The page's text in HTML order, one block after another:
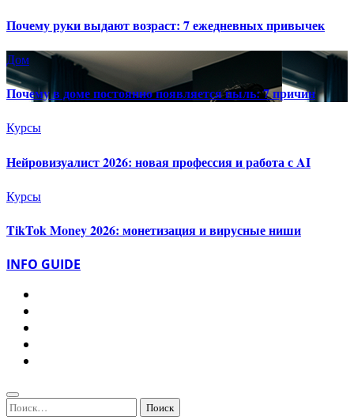
Почему руки выдают возраст: 7 ежедневных привычек
Дом
Почему в доме постоянно появляется пыль: 7 причин
Курсы
Нейровизуалист 2026: новая профессия и работа с AI
Курсы
TikTok Money 2026: монетизация и вирусные ниши
INFO GUIDE
Найти: